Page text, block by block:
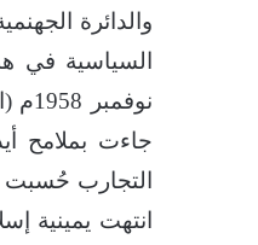
والدائرة
التجارب حُسبت
انتهت يمينية